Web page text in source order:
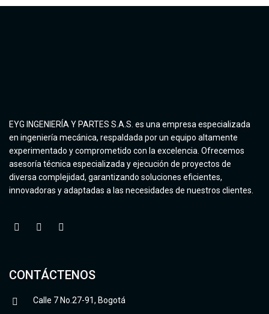
EYG INGENIERÍA Y PARTES S.A.S. es una empresa especializada
en ingeniería mecánica, respaldada por un equipo altamente
experimentado y comprometido con la excelencia. Ofrecemos
asesoría técnica especializada y ejecución de proyectos de
diversa complejidad, garantizando soluciones eficientes,
innovadoras y adaptadas a las necesidades de nuestros clientes.
CONTÁCTENOS
Calle 7 No.27-91, Bogotá